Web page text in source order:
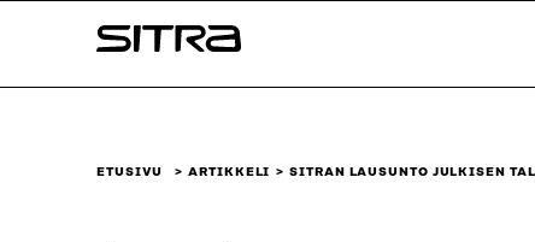
sisältöön
Sitra
ETUSIVU ARTIKKELI SITRAN LAUSUNTO JULKISEN